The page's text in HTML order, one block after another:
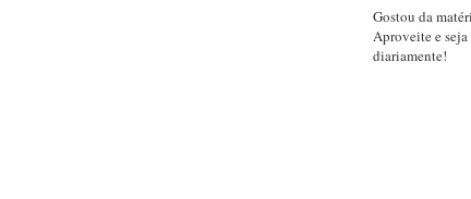
Gostou da
Aproveite e
diariamente!